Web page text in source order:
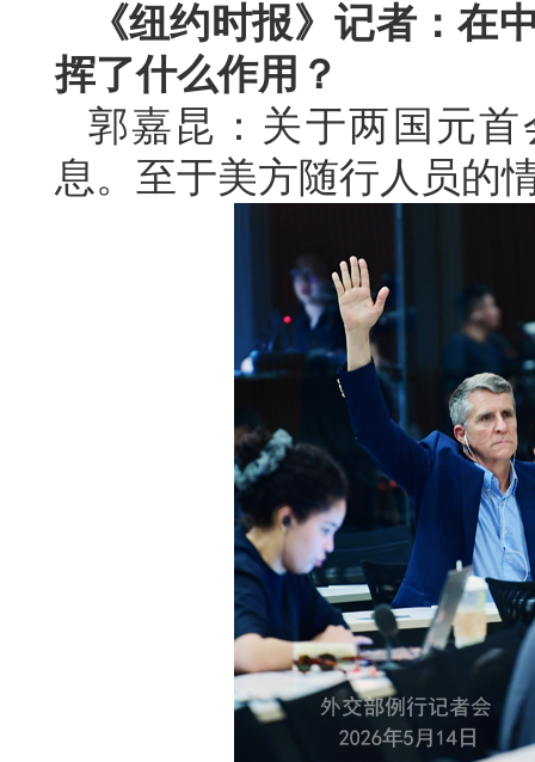
《纽约时报》记者：在
挥了什么作用？
郭嘉昆：关于两国元
息。至于美方随行人员的